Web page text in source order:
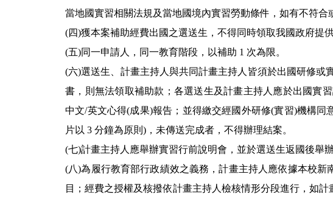
當地國實習相關法規及當地國境內實習勞動條件，如有不符合
(四)獲本案補助經費出國之選送生，不得同時領取我國政府提
(五)同一申請人，同一教育階段，以補助 1 次為限。
(六)選送生、計畫主持人與共同計畫主持人皆須於出國研修
書，則無法領取補助款；各選送生及計畫主持人應於出國實
中文/英文心得(成果)報告；並得繳交經國外研修(實習)機構
片以 3 分鐘為原則)，未傳送完成者，不得辦理結案。
(七)計畫主持人應舉辦實習行前說明會，並於選送生返國後舉
(八)為履行教育部行政績效之義務，計畫主持人應依據本校
目；經費之授權及核撥依計畫主持人檢核情形分段進行，如